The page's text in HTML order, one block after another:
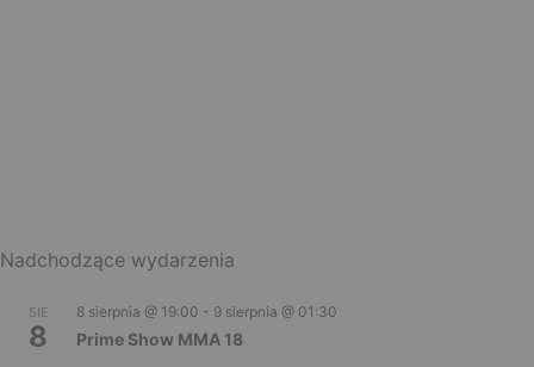
Nadchodzące wydarzenia
SIE
8
8 sierpnia @ 19:00 - 9 sierpnia @ 01:30
Prime Show MMA 18